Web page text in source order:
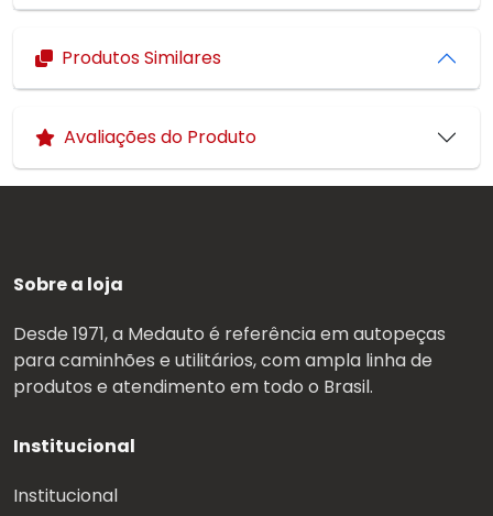
Produtos Similares
Avaliações do Produto
Sobre a loja
Desde 1971, a Medauto é referência em autopeças
para caminhões e utilitários, com ampla linha de
produtos e atendimento em todo o Brasil.
Institucional
Institucional